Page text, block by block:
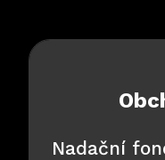
Nadační